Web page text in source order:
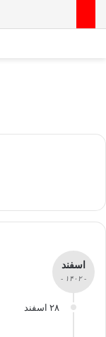
اسفند
- ۱۴۰۲ -
۲۸ اسفند